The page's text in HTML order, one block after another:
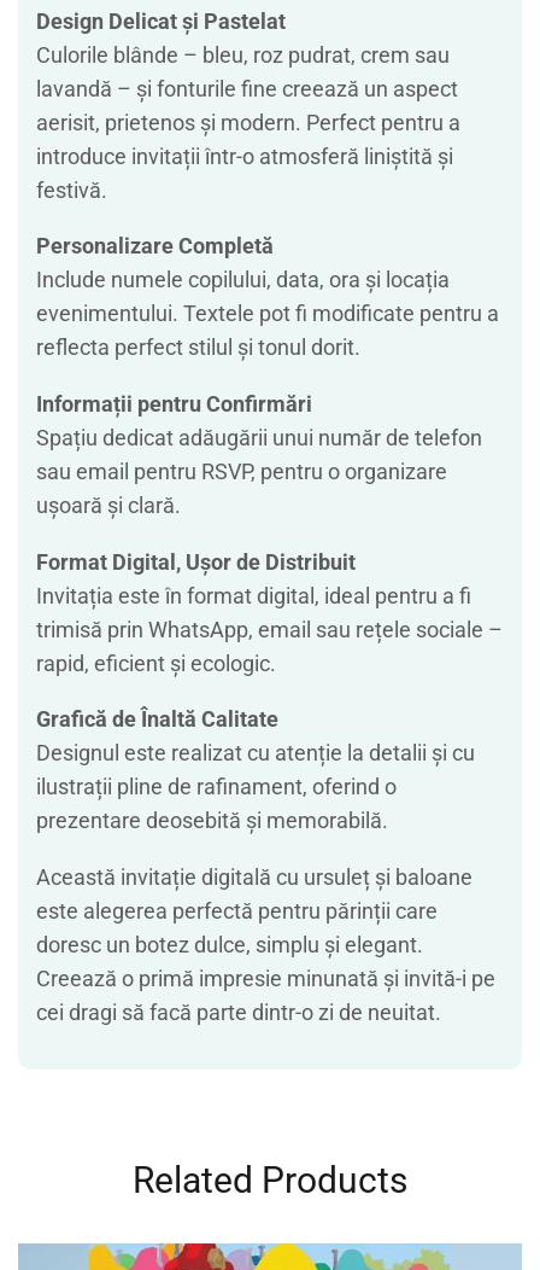
Design Delicat și Pastelat
Culorile blânde – bleu, roz pudrat, crem sau
lavandă – și fonturile fine creează un aspect
aerisit, prietenos și modern. Perfect pentru a
introduce invitații într-o atmosferă liniștită și
festivă.
Personalizare Completă
Include numele copilului, data, ora și locația
evenimentului. Textele pot fi modificate pentru a
reflecta perfect stilul și tonul dorit.
Informații pentru Confirmări
Spațiu dedicat adăugării unui număr de telefon
sau email pentru RSVP, pentru o organizare
ușoară și clară.
Format Digital, Ușor de Distribuit
Invitația este în format digital, ideal pentru a fi
trimisă prin WhatsApp, email sau rețele sociale –
rapid, eficient și ecologic.
Grafică de Înaltă Calitate
Designul este realizat cu atenție la detalii și cu
ilustrații pline de rafinament, oferind o
prezentare deosebită și memorabilă.
Această invitație digitală cu ursuleț și baloane
este alegerea perfectă pentru părinții care
doresc un botez dulce, simplu și elegant.
Creează o primă impresie minunată și invită-i pe
cei dragi să facă parte dintr-o zi de neuitat.
Related Products